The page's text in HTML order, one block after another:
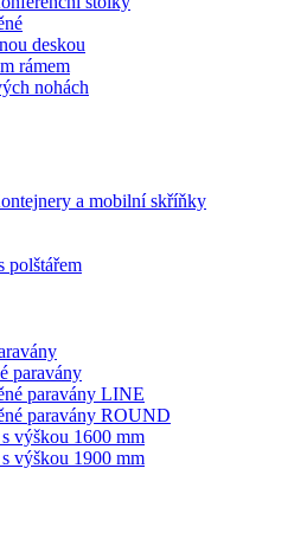
deskou
rámem
nohách
a mobilní skříňky
polštářem
paravány
paravány LINE
paravány ROUND
výškou 1600 mm
výškou 1900 mm